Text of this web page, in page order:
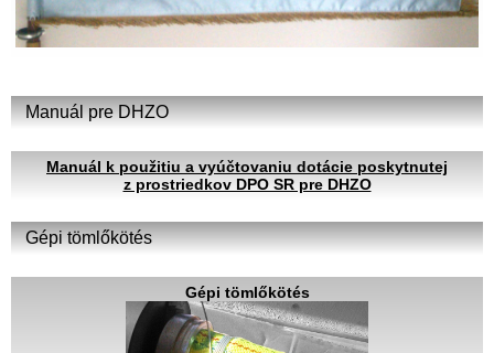
Manuál pre DHZO
Manuál k použitiu a vyúčtovaniu dotácie poskytnutej
z prostriedkov DPO SR pre DHZO
Gépi tömlőkötés
Gépi tömlőkötés